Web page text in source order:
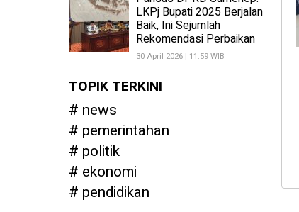
LKPj Bupati 2025 Berjalan
Baik, Ini Sejumlah
Rekomendasi Perbaikan
30 April 2026 | 11:59 WIB
TOPIK TERKINI
news
pemerintahan
politik
ekonomi
pendidikan